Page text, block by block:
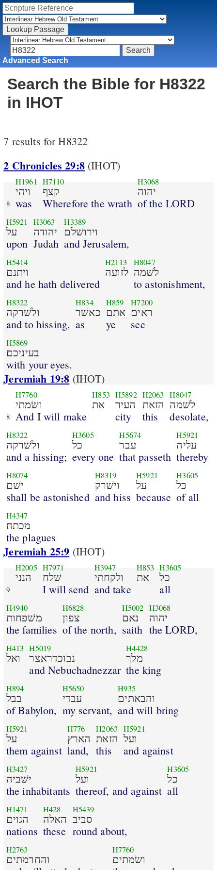
Advanced Search
Search the Bible for H8322
in IHOT
7 results for H8322
2 Chronicles 29:8(IHOT)
8
H1961
ויהי
was
H7110
קצף
Wherefore the wrath
H3068
יהוה
of the LORD
H5921
על
upon
H3063
יהודה
Judah
H3389
וירושׁלם
and Jerusalem,
H5414
ויתנם
and he hath delivered
H2113
לזועה
H8047
לשׁמה
to astonishment,
H8322
ולשׁרקה
and to hissing,
H834
כאשׁר
as
H859
אתם
ye
H7200
ראים
see
H5869
בעיניכם׃
with your eyes.
Jeremiah 19:8 (IHOT)
8
H7760
ושׂמתי
And I will make
H853
את
H5892
העיר
city
H2063
הזאת
this
H8047
לשׁמה
desolate,
H8322
ולשׁרקה
and a hissing;
H3605
כל
every one
H5674
עבר
that passeth
H5921
עליה
thereby
H8074
ישׁם
shall be astonished
H8319
וישׁרק
and hiss
H5921
על
because
H3605
כל
of all
H4347
מכתה׃
the plagues
Jeremiah 25:9 (IHOT)
9
H2005
הנני
H7971
שׁלח
I will send
H3947
ולקחתי
and take
H853
את
H3605
כל
all
H4940
משׁפחות
the families
H6828
צפון
of the north,
H5002
נאם
saith
H3068
יהוה
the LORD,
H413
ואל
H5019
נבוכדראצר
and Nebuchadnezzar
H4428
מלך
the king
H894
בבל
of Babylon,
H5650
עבדי
my servant,
H935
והבאתים
and will bring
H5921
על
them against
H776
הארץ
land,
H2063
הזאת
this
H5921
ועל
and against
H3427
ישׁביה
the inhabitants
H5921
ועל
thereof, and against
H3605
כל
all
H1471
הגוים
nations
H428
האלה
these
H5439
סביב
round about,
H2763
והחרמתים
H7760
ושׂמתים